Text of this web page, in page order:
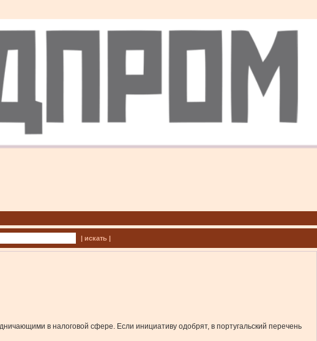
| искать |
в налоговой сфере. Если инициативу одобрят, в португальский перечень